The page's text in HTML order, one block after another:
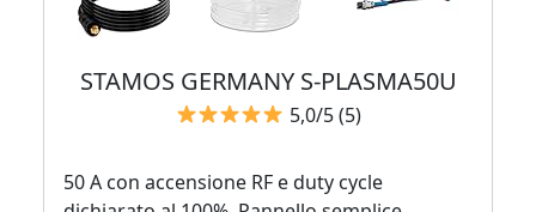
STAMOS GERMANY S‑PLASMA50U
5,0/5 (5)
50 A con accensione RF e duty cycle